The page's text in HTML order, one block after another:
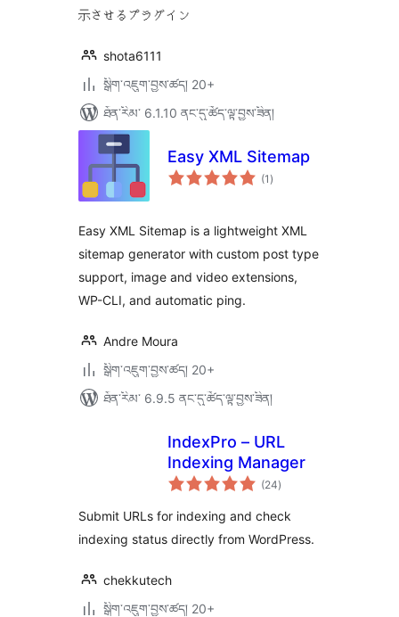
示させるプラグイン
shota6111
སྒྲིག་འཇུག་བྱས་ཚད། 20+
ཐོན་རིམ་ 6.1.10 ནང་དུ་ཚོད་ལྟ་བྱས་ཟིན།
Easy XML Sitemap
(1 གདེང་
འཇོག་
)
Easy XML Sitemap is a lightweight XML
sitemap generator with custom post type
support, image and video extensions,
WP-CLI, and automatic ping.
Andre Moura
སྒྲིག་འཇུག་བྱས་ཚད། 20+
ཐོན་རིམ་ 6.9.5 ནང་དུ་ཚོད་ལྟ་བྱས་ཟིན།
IndexPro – URL
Indexing Manager
(24གདེང་
འཇོག་
ཚང་།
)
Submit URLs for indexing and check
indexing status directly from WordPress.
chekkutech
སྒྲིག་འཇུག་བྱས་ཚད། 20+